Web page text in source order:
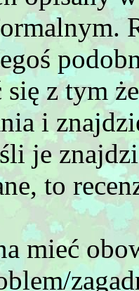
z tym
i
je
to
mieć